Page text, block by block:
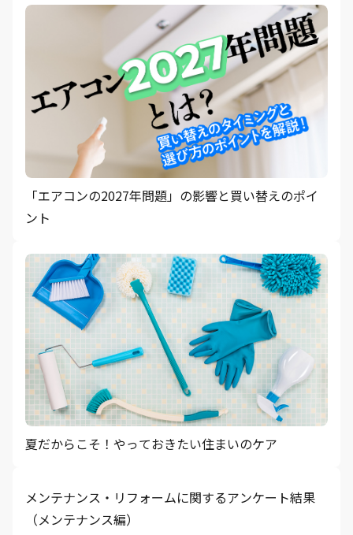
「エアコンの2027年問題」の影響と買い替えのポイ
ント
夏だからこそ！やっておきたい住まいのケア
メンテナンス・リフォームに関するアンケート結果
（メンテナンス編）